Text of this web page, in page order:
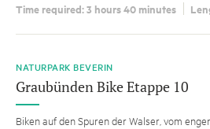
Time required: 3 hours 40 minutes
NATURPARK BEVERIN
Graubünden Bike Etappe 10
Biken auf den Spuren der Walser, vom